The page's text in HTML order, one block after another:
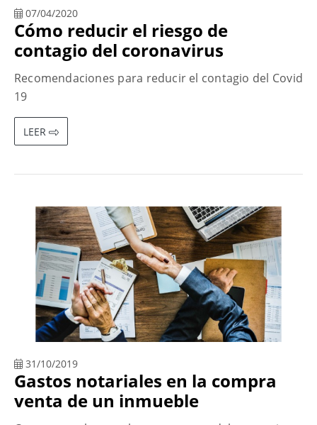
07/04/2020
Cómo reducir el riesgo de
contagio del coronavirus
Recomendaciones para reducir el contagio del Covid
19
LEER
31/10/2019
Gastos notariales en la compra
venta de un inmueble